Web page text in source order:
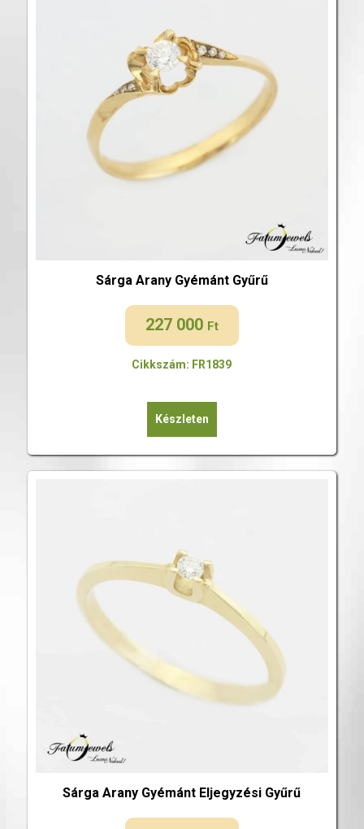
Sárga Arany Gyémánt Gyűrű
227 000 Ft
Cikkszám: FR1839
Készleten
Sárga Arany Gyémánt Eljegyzési Gyűrű